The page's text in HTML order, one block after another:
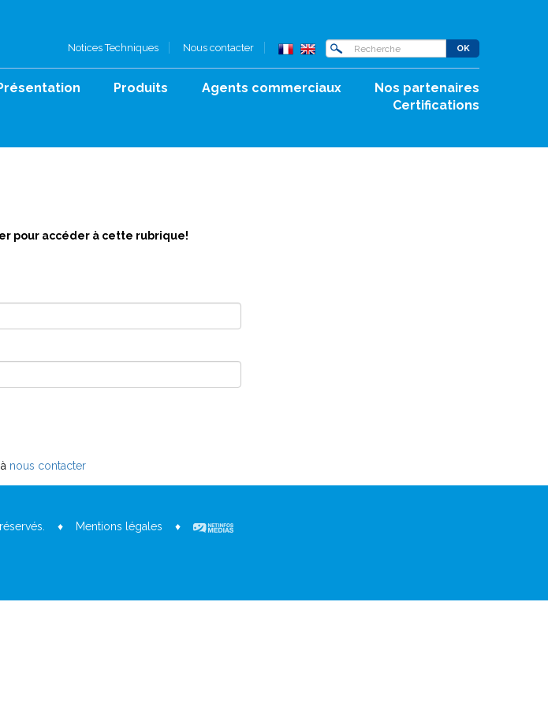
Notices Techniques Nous contacter
Produits Agents commerciaux
Nos partenaires
Certifications
pour accéder à cette rubrique!
nous contacter
réservés. ♦ Mentions légales ♦